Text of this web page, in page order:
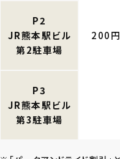
200
P2
JR熊本駅ビル
第2駐車場
P3
JR熊本駅ビル
第3駐車場